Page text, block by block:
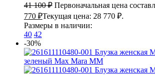
41 100₽ Первоначальная цена
770 ₽Текущая цена: 28 770 ₽.
Размеры в наличии:
40 42
-30%